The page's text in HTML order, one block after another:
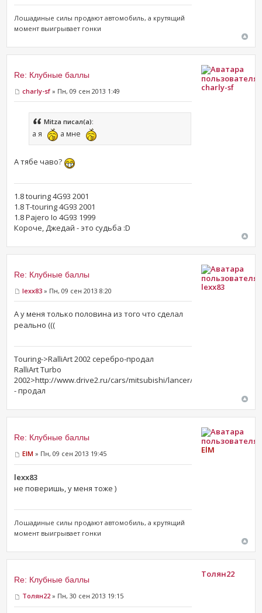
Лошадиные силы продают ​автомобиль, а крутящий
момент выигрывает гонки
Re: Клубные баллы
charly-sf » Пн, 09 сен 2013 1:49
Mitza писал(а):
а я а мне
А тябе чаво?
1.8 touring 4G93 2001
1.8 T-touring 4G93 2001
1.8 Pajero Io 4G93 1999
Короче, Джедай - это судьба :D
charly-sf
Re: Клубные баллы
lexx83 » Пн, 09 сен 2013 8:20
А у меня только половина из того что сделал
реально (((
Touring->RalliArt 2002 серебро-продал
RalliArt Turbo
2002>http://www.drive2.ru/cars/mitsubishi/lancer/lancer_vii/
- продал
lexx83
Re: Клубные баллы
ElM » Пн, 09 сен 2013 19:45
lexx83
не поверишь, у меня тоже )
Лошадиные силы продают ​автомобиль, а крутящий
момент выигрывает гонки
ElM
Re: Клубные баллы
Толян22 » Пн, 30 сен 2013 19:15
Толян22